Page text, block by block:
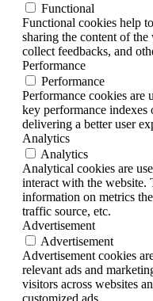
Functional
Functional cookies help
sharing the content of
collect feedbacks, and
Performance
Performance
Performance cookies are
key performance
delivering a better user
Analytics
Analytics
Analytical cookies are
interact with the website.
information on metrics
traffic source, etc.
Advertisement
Advertisement
Advertisement cookies
relevant ads and
visitors across websites
customized ads.